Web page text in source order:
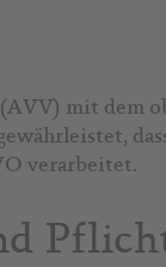
mit dem
verarbeitet.